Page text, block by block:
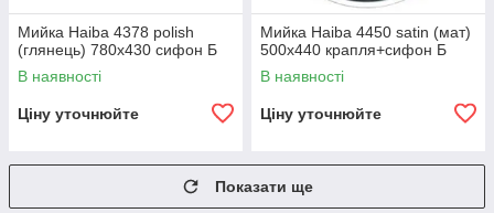
Мийка Haiba 4378 polish
(глянець) 780x430 сифон Б
В наявності
Ціну уточнюйте
Мийка Haiba 4450 satin (мат)
500x440 крапля+сифон Б
В наявності
Ціну уточнюйте
Показати ще